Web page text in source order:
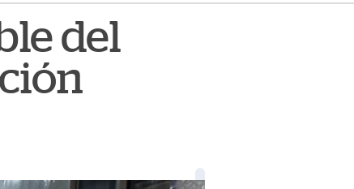
del